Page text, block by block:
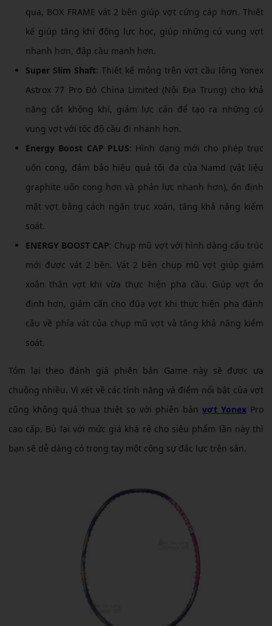
qua, BOX FRAME vát 2 bên giúp vợt cứng cáp hơn. Thiết
kế giúp tăng khí động lực học, giúp những cú vung vợt
nhanh hơn, đập cầu mạnh hơn.
Super Slim Shaft: Thiết kế mỏng trên vợt cầu lông Yonex
Astrox 77 Pro Đỏ China Limited (Nội Địa Trung) cho khả
năng cắt không khí, giảm lực cản để tạo ra những cú
vung vợt với tốc độ cầu đi nhanh hơn.
Energy Boost CAP PLUS: Hình dạng mới cho phép trục
uốn cong, đảm bảo hiệu quả tối đa của Namd (vật liệu
graphite uốn cong hơn và phản lực nhanh hơn), ổn định
mặt vợt bằng cách ngăn trục xoắn, tăng khả năng kiểm
soát.
ENERGY BOOST CAP: Chụp mũ vợt với hình dàng cấu trúc
mới được vát 2 bên. Vát 2 bên chụp mũ vợt giúp giảm
xoắn thân vợt khi vừa thực hiện pha cầu. Giúp vợt ổn
định hơn, giảm cấn cho đũa vợt khi thực hiện pha đánh
cầu về phía vát của chụp mũ vợt và tăng khả năng kiểm
soát.
Tóm lại theo đánh giá phiên bản Game này sẽ được ưa
chuộng nhiều. Vì xét về các tính năng và điểm nổi bật của vợt
cũng không quá thua thiệt so với phiên bản vợt YonexPro
cao cấp. Bù lại với mức giá khá rẻ cho siêu phẩm lần này thì
bạn sẽ dễ dàng có trong tay một cộng sự đắc lực trên sân.